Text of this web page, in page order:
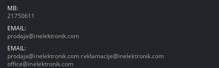
MB:
21750611
EMAIL:
prodaja@inelektronik.com
EMAIL:
prodaja@inelektronik.com reklamacije@inelektronik.com
office@inelektronik.com